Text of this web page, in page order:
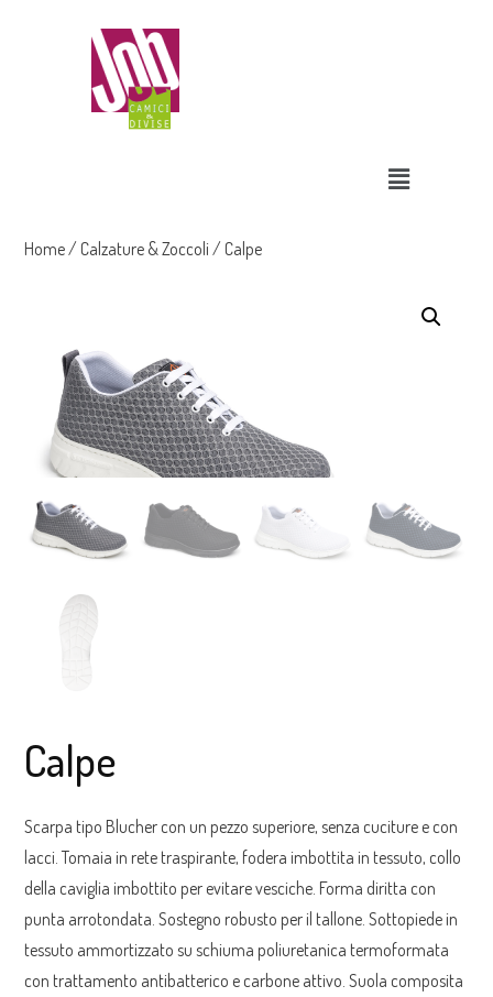
Home/ Calzature & Zoccoli / Calpe
Calpe
Scarpa tipo Blucher con un pezzo superiore, senza cuciture e con
lacci. Tomaia in rete traspirante, fodera imbottita in tessuto, collo
della caviglia imbottito per evitare vesciche. Forma diritta con
punta arrotondata. Sostegno robusto per il tallone. Sottopiede in
tessuto ammortizzato su schiuma poliuretanica termoformata
con trattamento antibatterico e carbone attivo. Suola composita